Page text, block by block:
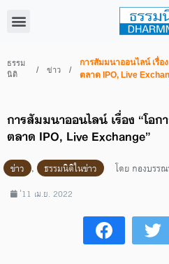
ธรรม
นิติ
/ ข่าว /
การสัมมนาออนไลน์ เรื่อ
ตลาด IPO, Live
การสัมมนาออนไลน์ เรื่อง “โอ
ตลาด IPO, Live Exchange”
ข่าว , ธรรมนิติในข่าว โดย กองบรร
่11 เม.ย. 2022